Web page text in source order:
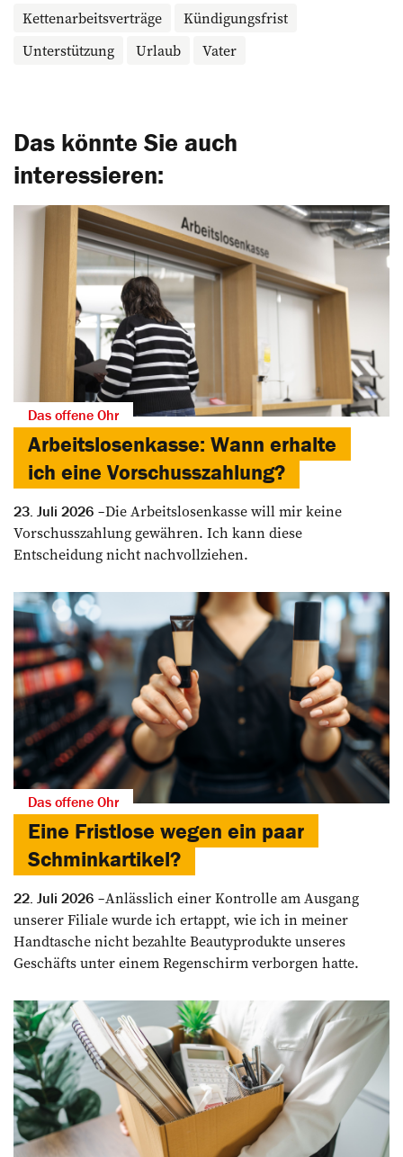
Ketten­arbeitsverträge
Kündigungsfrist
Unterstützung
Urlaub Vater
Das könnte Sie auch
interessieren:
Das offene Ohr
Arbeitslosenkasse: Wann erhalte
ich eine Vorschusszahlung?
23. Juli 2026
Die Arbeitslosenkasse will mir keine
Vorschusszahlung gewähren. Ich kann diese
Entscheidung nicht nachvollziehen.
Das offene Ohr
Eine Fristlose wegen ein paar
Schminkartikel?
22. Juli 2026
Anlässlich einer Kontrolle am Ausgang
unserer Filiale wurde ich ertappt, wie ich in meiner
Handtasche nicht bezahlte Beautyprodukte unseres
Geschäfts unter einem Regenschirm verborgen hatte.